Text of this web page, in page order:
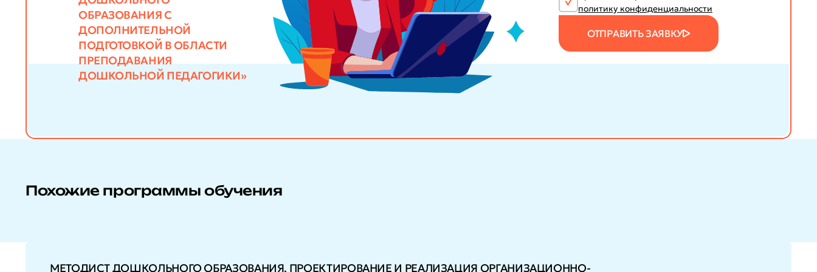
ОБРАЗОВАНИЯ С
ДОПОЛНИТЕЛЬНОЙ
ПОДГОТОВКОЙ В ОБЛАСТИ
ПРЕПОДАВАНИЯ
ДОШКОЛЬНОЙ ПЕДАГОГИКИ»
политику конфиденциальности
ОТПРАВИТЬ ЗАЯВКУ
Похожие программы обучения
МЕТОДИСТ ДОШКОЛЬНОГО ОБРАЗОВАНИЯ. ПРОЕКТИРОВАНИЕ И РЕАЛИЗАЦИЯ ОРГАНИЗАЦИОННО-